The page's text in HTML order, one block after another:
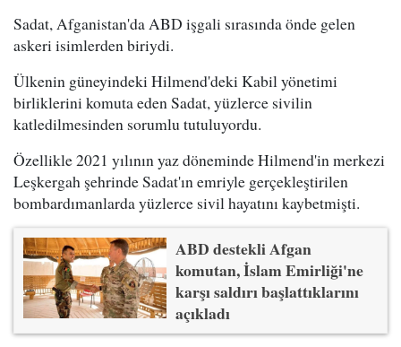
Sadat, Afganistan'da ABD işgali sırasında önde gelen
askeri isimlerden biriydi.
Ülkenin güneyindeki Hilmend'deki Kabil yönetimi
birliklerini komuta eden Sadat, yüzlerce sivilin
katledilmesinden sorumlu tutuluyordu.
Özellikle 2021 yılının yaz döneminde Hilmend'in merkezi
Leşkergah şehrinde Sadat'ın emriyle gerçekleştirilen
bombardımanlarda yüzlerce sivil hayatını kaybetmişti.
ABD destekli Afgan
komutan, İslam Emirliği'ne
karşı saldırı başlattıklarını
açıkladı